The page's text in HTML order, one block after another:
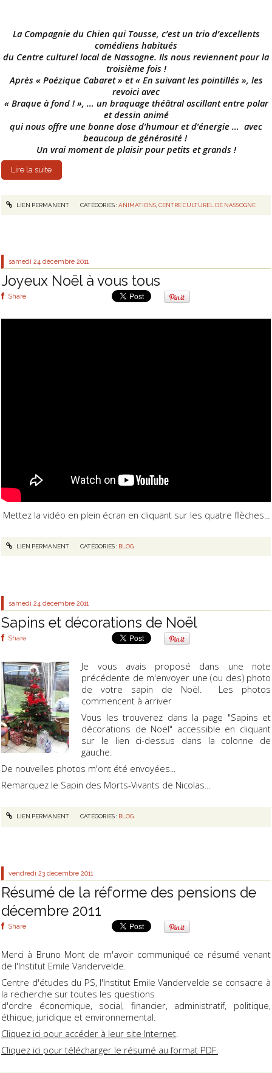
La Compagnie du Chien qui Tousse, c’est un trio d’excellents
comédiens habitués
du Centre culturel local de Nassogne. Ils nous reviennent pour la
troisième fois !
Après « Poézique Cabaret » et « En suivant les pointillés », les
revoici avec
« Braque à fond ! », … un braquage théâtral oscillant entre polar
et dessin animé
qui nous offre une bonne dose d’humour et d’énergie … avec
beaucoup de générosité !
Un vrai moment de plaisir pour petits et grands !
Lire la suite
LIEN PERMANENT CATÉGORIES :ANIMATIONS, CENTRE CULTUREL DE NASSOGNE
samedi 24 décembre 2011
Joyeux Noël à vous tous
Share
Mettez la vidéo en plein écran en cliquant sur les quatre flèches...
LIEN PERMANENT CATÉGORIES : BLOG
samedi 24 décembre 2011
Sapins et décorations de Noël
Share
Je vous avais proposé dans une note
précédente de m'envoyer une (ou des) photo
de votre sapin de Noël. Les photos
commencent à arriver
Vous les trouverez dans la page "Sapins et
décorations de Noël" accessible en cliquant
sur le lien ci-dessus dans la colonne de
gauche.
De nouvelles photos m'ont été envoyées...
Remarquez le Sapin des Morts-Vivants de Nicolas...
LIEN PERMANENT CATÉGORIES : BLOG
vendredi 23 décembre 2011
Résumé de la réforme des pensions de
décembre 2011
Share
Merci à Bruno Mont de m'avoir communiqué ce résumé venant
de l'Institut Emile Vandervelde.
Centre d'études du PS, l'Institut Emile Vandervelde se consacre à
la recherche sur toutes les questions
d'ordre économique, social, financier, administratif, politique,
éthique, juridique et environnemental.
Cliquez ici pour accéder à leur site Internet
Cliquez ici pour télécharger le résumé au format PDF.